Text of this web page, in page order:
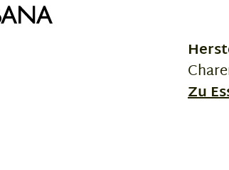
Zu